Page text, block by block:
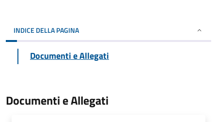
INDICE DELLA PAGINA
Documenti e Allegati
Documenti e Allegati